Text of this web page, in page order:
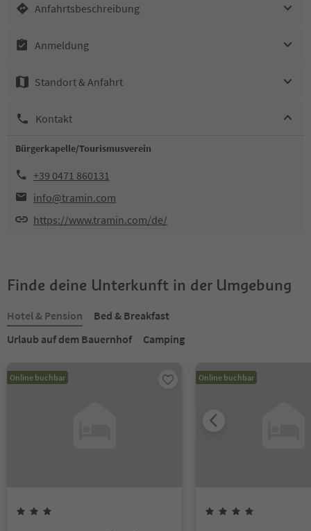
Anfahrtsbeschreibung
Anmeldung
Standort & Anfahrt
Kontakt
Bürgerkapelle/Tourismusverein
+39 0471 860131
info@tramin.com
https://www.tramin.com/de/
Finde deine Unterkunft in der Umgebung
Hotel & Pension
Bed & Breakfast
Urlaub auf dem Bauernhof
Camping
Online buchbar Online buchbar